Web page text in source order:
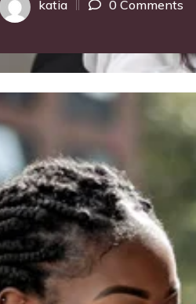
katia 0 Comments